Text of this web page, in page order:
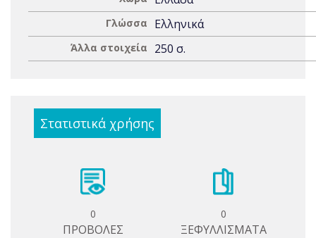
Γλώσσα Ελληνικά
Άλλα στοιχεία 250 σ.
Στατιστικά χρήσης
0
ΠΡΟΒΟΛΕΣ
0
ΞΕΦΥΛΛΙΣΜΑΤΑ